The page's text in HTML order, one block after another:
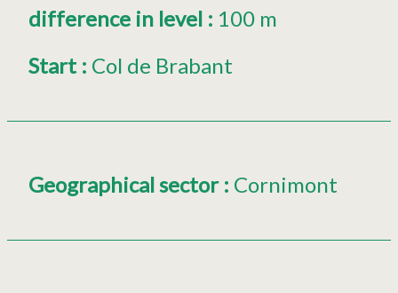
difference in level : 100 m
Start : Col de Brabant
Geographical sector : Cornimont